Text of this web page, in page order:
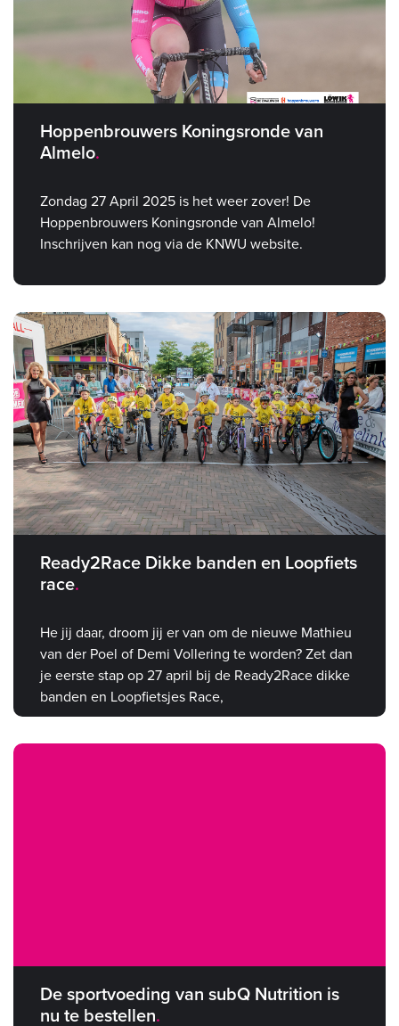
Hoppenbrouwers Koningsronde van
Almelo
Zondag 27 April 2025 is het weer zover! De
Hoppenbrouwers Koningsronde van Almelo!
Inschrijven kan nog via de KNWU website.
Ready2Race Dikke banden en Loopfiets
race
He jij daar, droom jij er van om de nieuwe Mathieu
van der Poel of Demi Vollering te worden? Zet dan
je eerste stap op 27 april bij de Ready2Race dikke
banden en Loopfietsjes Race,
De sportvoeding van subQ Nutrition is
nu te bestellen